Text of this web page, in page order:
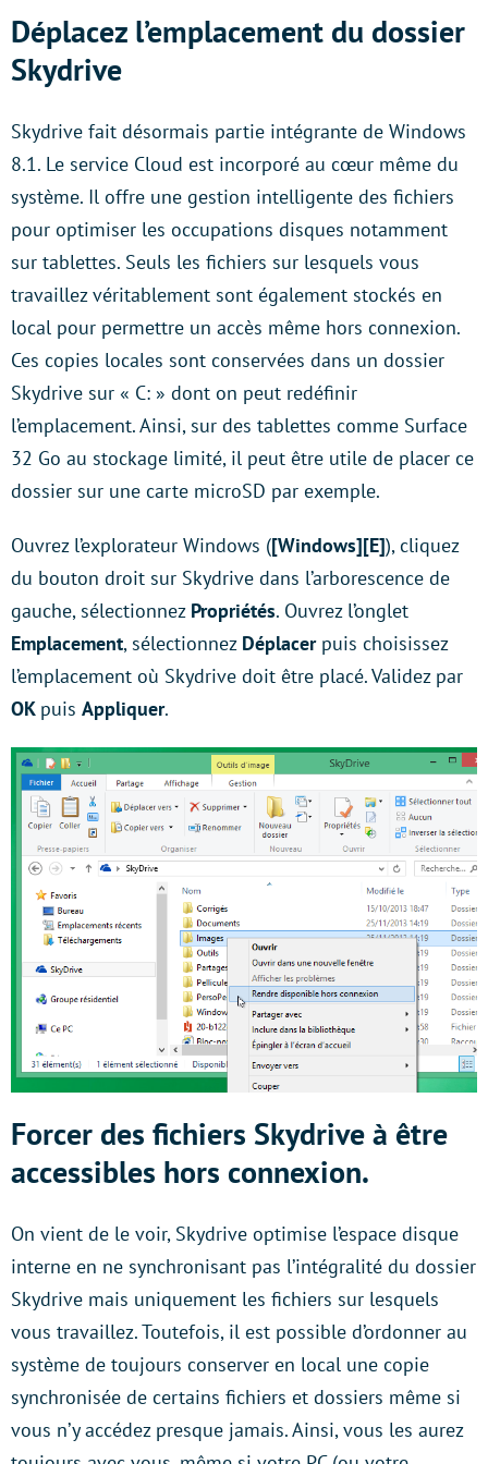
Déplacez l’emplacement du dossier
Skydrive
Skydrive fait désormais partie intégrante de Windows
8.1. Le service Cloud est incorporé au cœur même du
système. Il offre une gestion intelligente des fichiers
pour optimiser les occupations disques notamment
sur tablettes. Seuls les fichiers sur lesquels vous
travaillez véritablement sont également stockés en
local pour permettre un accès même hors connexion.
Ces copies locales sont conservées dans un dossier
Skydrive sur « C: » dont on peut redéfinir
l’emplacement. Ainsi, sur des tablettes comme Surface
32 Go au stockage limité, il peut être utile de placer ce
dossier sur une carte microSD par exemple.
Ouvrez l’explorateur Windows ([Windows][E]), cliquez
du bouton droit sur Skydrive dans l’arborescence de
gauche, sélectionnez Propriétés. Ouvrez l’onglet
Emplacement, sélectionnez Déplacer puis choisissez
l’emplacement où Skydrive doit être placé. Validez par
OK puis Appliquer.
Forcer des fichiers Skydrive à être
accessibles hors connexion.
On vient de le voir, Skydrive optimise l’espace disque
interne en ne synchronisant pas l’intégralité du dossier
Skydrive mais uniquement les fichiers sur lesquels
vous travaillez. Toutefois, il est possible d’ordonner au
système de toujours conserver en local une copie
synchronisée de certains fichiers et dossiers même si
vous n’y accédez presque jamais. Ainsi, vous les aurez